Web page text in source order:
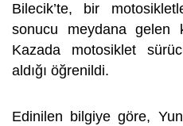
Bilecik’te, bir
sonucu meydana gelen
Kazada motosiklet
aldığı öğrenildi.
Edinilen bilgiye göre,